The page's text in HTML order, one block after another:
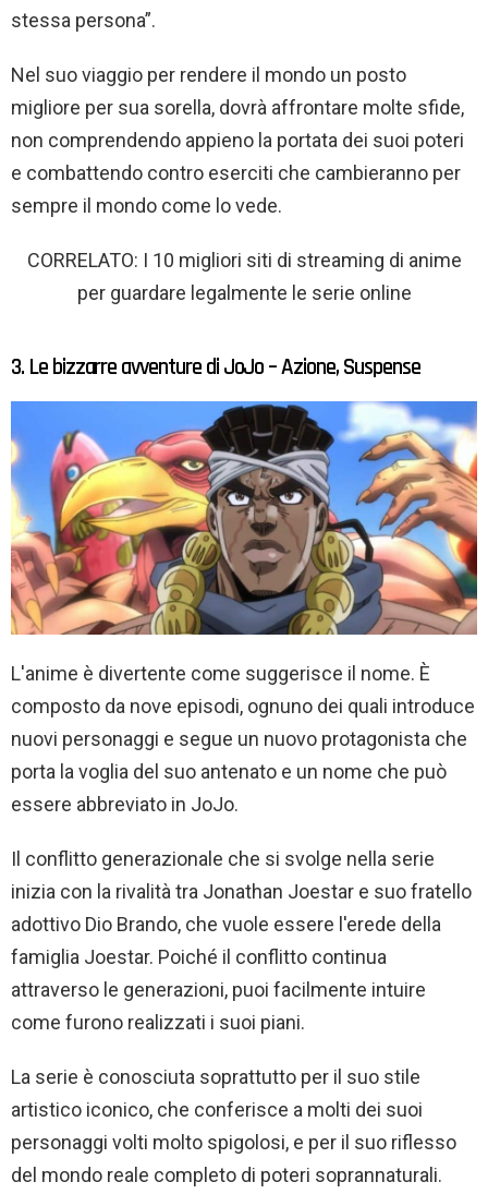
stessa persona”.
Nel suo viaggio per rendere il mondo un posto
migliore per sua sorella, dovrà affrontare molte sfide,
non comprendendo appieno la portata dei suoi poteri
e combattendo contro eserciti che cambieranno per
sempre il mondo come lo vede.
CORRELATO: I 10 migliori siti di streaming di anime
per guardare legalmente le serie online
3. Le bizzarre avventure di JoJo – Azione, Suspense
L'anime è divertente come suggerisce il nome. È
composto da nove episodi, ognuno dei quali introduce
nuovi personaggi e segue un nuovo protagonista che
porta la voglia del suo antenato e un nome che può
essere abbreviato in JoJo.
Il conflitto generazionale che si svolge nella serie
inizia con la rivalità tra Jonathan Joestar e suo fratello
adottivo Dio Brando, che vuole essere l'erede della
famiglia Joestar. Poiché il conflitto continua
attraverso le generazioni, puoi facilmente intuire
come furono realizzati i suoi piani.
La serie è conosciuta soprattutto per il suo stile
artistico iconico, che conferisce a molti dei suoi
personaggi volti molto spigolosi, e per il suo riflesso
del mondo reale completo di poteri soprannaturali.